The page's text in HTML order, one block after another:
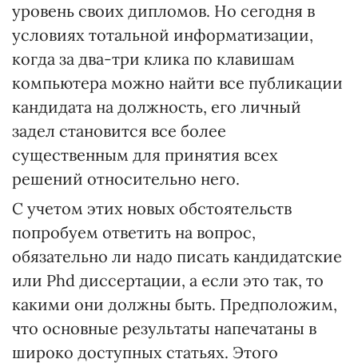
уровень своих дипломов. Но сегодня в
условиях тотальной информатизации,
когда за два-три клика по клавишам
компьютера можно найти все публикации
кандидата на должность, его личный
задел становится все более
существенным для принятия всех
решений относительно него.
С учетом этих новых обстоятельств
попробуем ответить на вопрос,
обязательно ли надо писать кандидатские
или Phd диссертации, а если это так, то
какими они должны быть. Предположим,
что основные результаты напечатаны в
широко доступных статьях. Этого